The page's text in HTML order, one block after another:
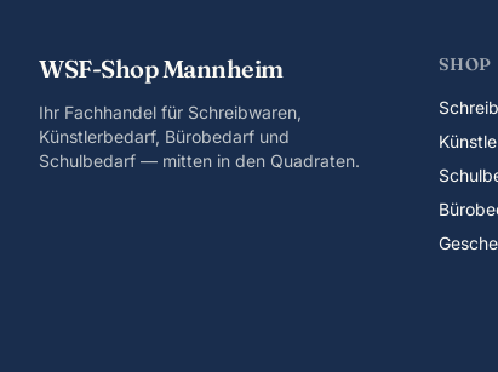
WSF-Shop Mannheim
Ihr Fachhandel für Schreibwaren,
Künstlerbedarf, Bürobedarf und
Schulbedarf — mitten in den Quadraten.
SHOP